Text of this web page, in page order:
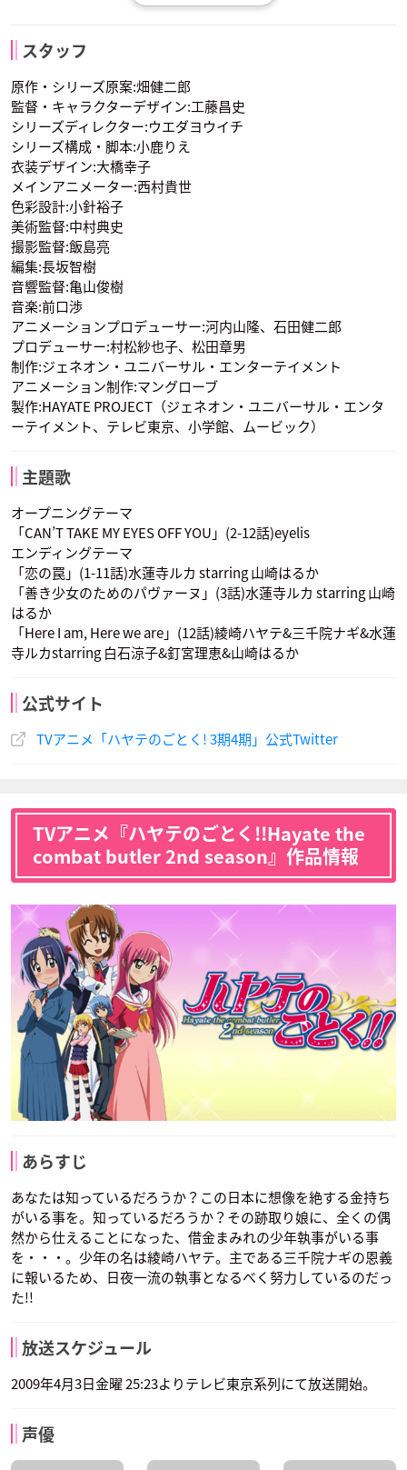
声優：伊藤静
水蓮寺ルカ
声優：山崎はるか
スタッフ
原作・シリーズ原案:畑健二郎
監督・キャラクターデザイン:工藤昌史
シリーズディレクター:ウエダヨウイチ
シリーズ構成・脚本:小鹿りえ
衣装デザイン:大橋幸子
メインアニメーター:西村貴世
色彩設計:小針裕子
美術監督:中村典史
撮影監督:飯島亮
編集:長坂智樹
音響監督:亀山俊樹
音楽:前口渉
アニメーションプロデューサー:河内山隆、石田健二郎
プロデューサー:村松紗也子、松田章男
制作:ジェネオン・ユニバーサル・エンターテイメント
アニメーション制作:マングローブ
製作:HAYATE PROJECT（ジェネオン・ユニバーサル・エンタ
ーテイメント、テレビ東京、小学館、ムービック）
主題歌
オープニングテーマ
「CAN’T TAKE MY EYES OFF YOU」(2-12話)eyelis
エンディングテーマ
「恋の罠」(1-11話)水蓮寺ルカ starring 山崎はるか
「善き少女のためのパヴァーヌ」(3話)水蓮寺ルカ starring 山崎
はるか
「Here I am, Here we are」(12話)綾崎ハヤテ&三千院ナギ&水蓮
寺ルカstarring 白石涼子&釘宮理恵&山崎はるか
公式サイト
TVアニメ「ハヤテのごとく! 3期4期」公式Twitter
TVアニメ『ハヤテのごとく!!Hayate the
combat butler 2nd season』作品情報
あらすじ
あなたは知っているだろうか？この日本に想像を絶する金持ち
がいる事を。知っているだろうか？その跡取り娘に、全くの偶
然から仕えることになった、借金まみれの少年執事がいる事
を・・・。少年の名は綾崎ハヤテ。主である三千院ナギの恩義
に報いるため、日夜一流の執事となるべく努力しているのだっ
た!!
放送スケジュール
2009年4月3日金曜 25:23よりテレビ東京系列にて放送開始。
声優